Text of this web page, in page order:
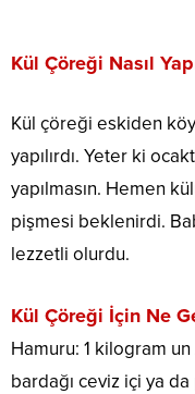
Kül Çöreği Nasıl
Kül çöreği eskiden
yapılırdı. Yeter ki
yapılmasın. Hemen
pişmesi beklenirdi.
lezzetli olurdu.
Kül Çöreği İçin Ne
Hamuru: 1 kilogram un
bardağı ceviz içi ya